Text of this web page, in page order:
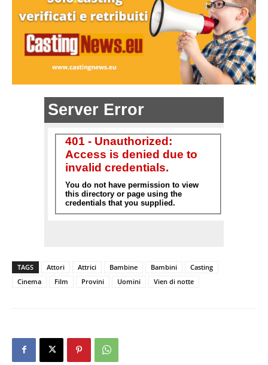
TAGS Attori Attrici Bambine Bambini
Casting
Cinema
Film Provini Uomini Vien di notte